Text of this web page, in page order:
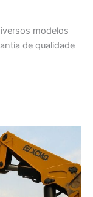
modelos
de qualidade